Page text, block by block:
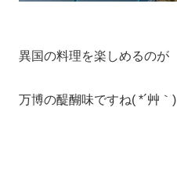
異国の料理を楽しめるのが
万博の醍醐味ですね( *´艸｀)